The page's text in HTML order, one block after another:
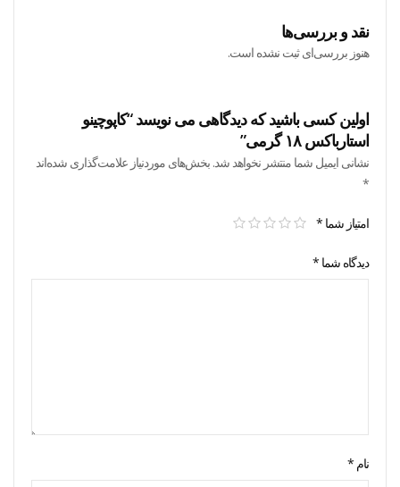
نقد و بررسی‌ها
هنوز بررسی‌ای ثبت نشده است.
اولین کسی باشید که دیدگاهی می نویسد “کاپوچینو
استارباکس ۱۸ گرمی”
نشانی ایمیل شما منتشر نخواهد شد. بخش‌های موردنیاز علامت‌گذاری شده‌اند
*
امتیاز شما *
دیدگاه شما *
نام *